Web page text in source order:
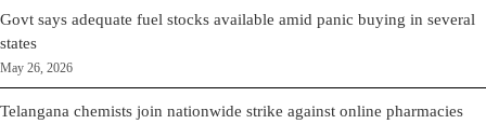
Govt says adequate fuel stocks available amid panic buying in several
states
May 26, 2026
Telangana chemists join nationwide strike against online pharmacies